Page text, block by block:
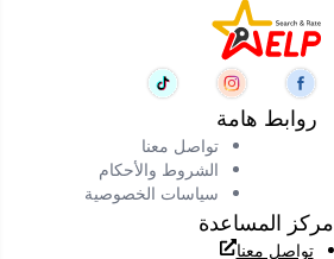
روابط هامة
تواصل معنا
الشروط والأحكام
سياسات الخصوصية
مركز المساعدة
تواصل معنا